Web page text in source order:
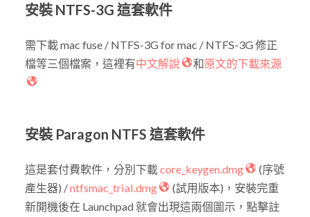
安裝 NTFS-3G 這套軟件
需下載 mac fuse / NTFS-3G for mac / NTFS-3G 修正
檔等三個檔案，這裡有中文解說 和原文的下載來源
安裝 Paragon NTFS 這套軟件
這是套付費軟件，分別下載core_keygen.dmg
(序號
產生器) /ntfsmac_trial.dmg
(試用版本)，安裝完重
新開機後在 Launchpad 就會出現這兩個圖示，點擊註